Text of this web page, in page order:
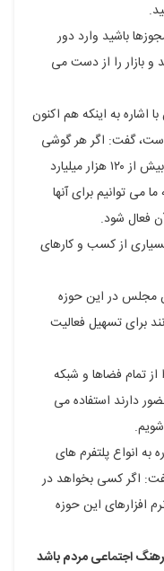
باشید وارد دور
بازار را از دست می
اشاره به اینکه هم اکنون
گفت: اگر هر گوشی
را در حدود ۳ میلیون تومان در نظر بگیریم بیش از ۱۲۰ هزار میلیارد
می توانیم برای آنها
فعال شود.
از کسب و کارهای
مجلس در این حوزه
برای تسهیل فعالیت
از تمام فضاها و شبکه
دارند استفاده می
به انواع پلتفرم های
اگر کسی بخواهد در
افزارهای این حوزه
اجتماعی مردم باشد